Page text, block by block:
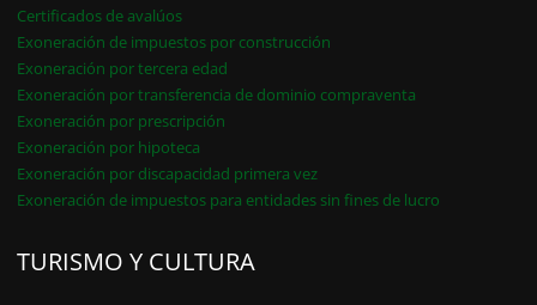
Certificados de avalúos
Exoneración de impuestos por construcción
Exoneración por tercera edad
Exoneración por transferencia de dominio compraventa
Exoneración por prescripción
Exoneración por hipoteca
Exoneración por discapacidad primera vez
Exoneración de impuestos para entidades sin fines de lucro
TURISMO Y CULTURA